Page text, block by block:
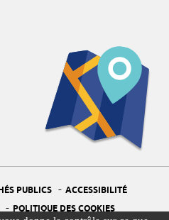
PUBLICS - ACCESSIBILITÉ
- POLITIQUE DES COOKIES